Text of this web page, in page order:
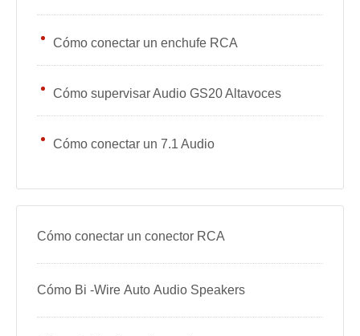
Cómo conectar un enchufe RCA
Cómo supervisar Audio GS20 Altavoces
Cómo conectar un 7.1 Audio
Cómo conectar un conector RCA
Cómo Bi -Wire Auto Audio Speakers